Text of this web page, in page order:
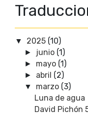
▼ 2025 (10)
► junio (1)
► mayo (1)
► abril (2)
▼ marzo (3)
Luna de agua
David Pichón